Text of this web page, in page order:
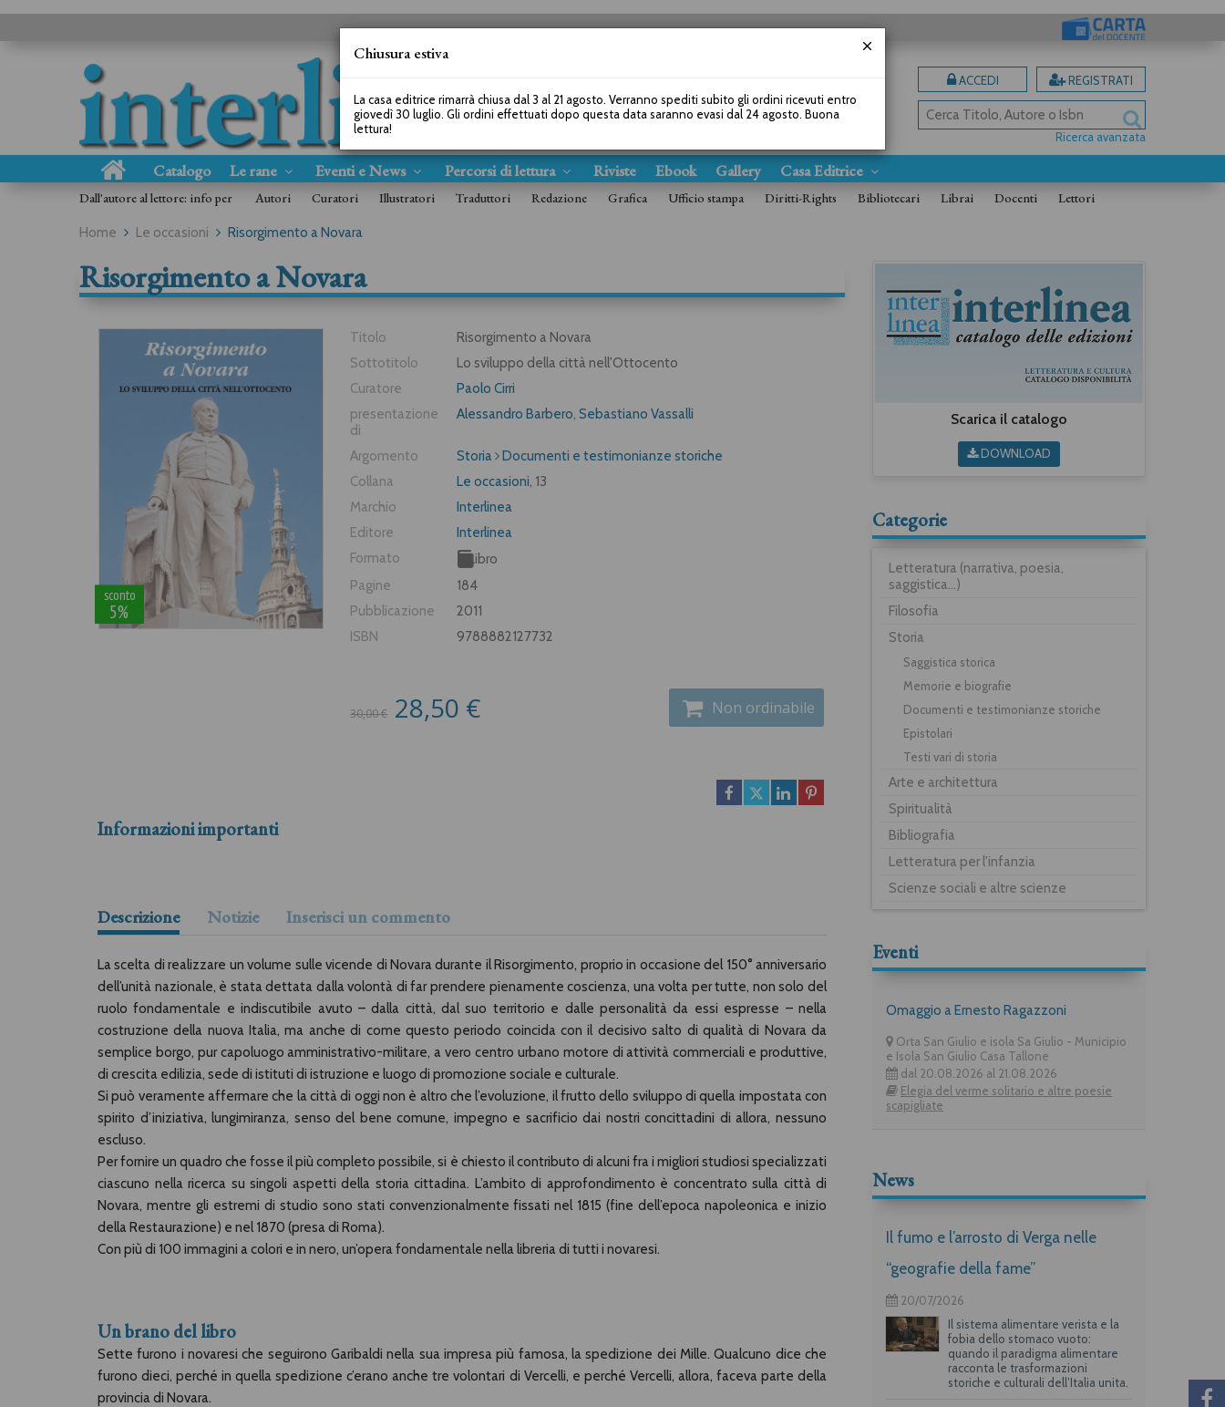
ACCEDI REGISTRATI
Ricerca avanzata
Catalogo Le rane Eventi e News Percorsi di lettura Riviste Ebook Gallery Casa Editrice
Dall'autore al lettore: info per Autori Curatori Illustratori Traduttori Redazione Grafica Ufficio stampa Diritti-Rights Bibliotecari Librai Docenti Lettori
Home Le occasioni Risorgimento a Novara
Risorgimento a Novara
sconto
5%
Titolo
Risorgimento a Novara
Sottotitolo
Lo sviluppo della città nell'Ottocento
Curatore
Paolo Cirri
presentazione
di
Alessandro Barbero,Sebastiano Vassalli
Argomento Storia
Documenti e testimonianze storiche
Collana
Le occasioni, 13
Marchio
Interlinea
Editore
Interlinea
Formato
Libro
Pagine
184
Pubblicazione
2011
ISBN
9788882127732
30,00 € 28,50 € Non ordinabile
Informazioni importanti
Descrizione Notizie Inserisci un commento
La scelta di realizzare un volume sulle vicende di Novara durante il Risorgimento, proprio in occasione del 150° anniversario
dell’unità nazionale, è stata dettata dalla volontà di far prendere pienamente coscienza, una volta per tutte, non solo del
ruolo fondamentale e indiscutibile avuto – dalla città, dal suo territorio e dalle personalità da essi espresse – nella
costruzione della nuova Italia, ma anche di come questo periodo coincida con il decisivo salto di qualità di Novara da
semplice borgo, pur capoluogo amministrativo-militare, a vero centro urbano motore di attività commerciali e produttive,
di crescita edilizia, sede di istituti di istruzione e luogo di promozione sociale e culturale.
Si può veramente affermare che la città di oggi non è altro che l’evoluzione, il frutto dello sviluppo di quella impostata con
spirito d’iniziativa, lungimiranza, senso del bene comune, impegno e sacrificio dai nostri concittadini di allora, nessuno
escluso.
Per fornire un quadro che fosse il più completo possibile, si è chiesto il contributo di alcuni fra i migliori studiosi specializzati
ciascuno nella ricerca su singoli aspetti della storia cittadina. L’ambito di approfondimento è concentrato sulla città di
Novara, mentre gli estremi di studio sono stati convenzionalmente fissati nel 1815 (fine dell’epoca napoleonica e inizio
della Restaurazione) e nel 1870 (presa di Roma).
Con più di 100 immagini a colori e in nero, un’opera fondamentale nella libreria di tutti i novaresi.
Un brano del libro
Sette furono i novaresi che seguirono Garibaldi nella sua impresa più famosa, la spedizione dei Mille. Qualcuno dice che
furono dieci, perché in quella spedizione c’erano anche tre volontari di Vercelli, e perché Vercelli, allora, faceva parte della
provincia di Novara.
Scarica il catalogo
DOWNLOAD
Categorie
Letteratura (narrativa, poesia,
saggistica...)
Filosofia
Storia
Saggistica storica
Memorie e biografie
Documenti e testimonianze storiche
Epistolari
Testi vari di storia
Arte e architettura
Spiritualità
Bibliografia
Letteratura per l'infanzia
Scienze sociali e altre scienze
Eventi
Omaggio a Ernesto Ragazzoni
Orta San Giulio e isola Sa Giulio - Municipio
e Isola San Giulio Casa Tallone
dal 20.08.2026 al 21.08.2026
Elegia del verme solitario e altre poesie
scapigliate
News
Il fumo e l’arrosto di Verga nelle
“geografie della fame”
20/07/2026
Il sistema alimentare verista e la
fobia dello stomaco vuoto:
quando il paradigma alimentare
racconta le trasformazioni
storiche e culturali dell’Italia unita.
Chiusura estiva
La casa editrice rimarrà chiusa dal 3 al 21 agosto. Verranno spediti subito gli ordini ricevuti entro
giovedì 30 luglio. Gli ordini effettuati dopo questa data saranno evasi dal 24 agosto. Buona
lettura!